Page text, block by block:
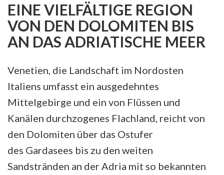
EINE VIELFÄLTIGE REGION
VON DEN DOLOMITEN BIS
AN DAS ADRIATISCHE MEER
Venetien, die Landschaft im Nordosten
Italiens umfasst ein ausgedehntes
Mittelgebirge und ein von Flüssen und
Kanälen durchzogenes Flachland, reicht von
den Dolomiten über das Ostufer
des Gardasees bis zu den weiten
Sandstränden an der Adria mit so bekannten